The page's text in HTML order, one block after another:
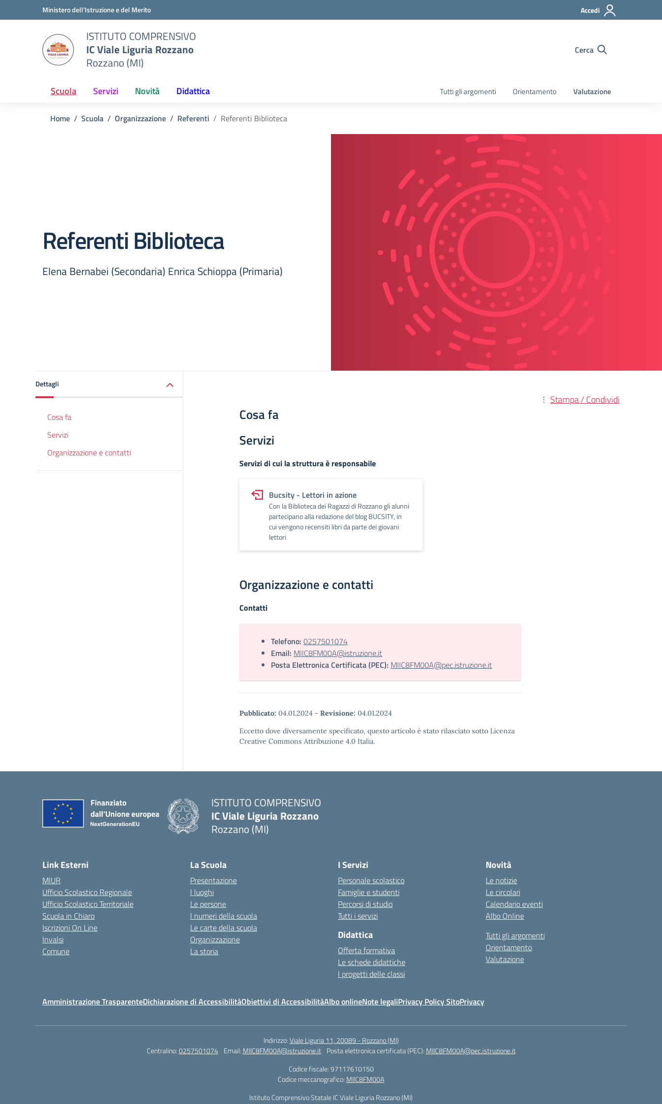
Vai ai contenuti
Vai al menu di navigazioneMinistero dell'Istruzione e del Merito Accedi
ISTITUTO COMPRENSIVO
IC Viale Liguria Rozzano
Rozzano (MI)
Cerca
Scuola Servizi Novità Didattica Tutti gli argomenti Orientamento Valutazione
Home Scuola Organizzazione Referenti Referenti Biblioteca
Referenti Biblioteca
Elena Bernabei (Secondaria) Enrica Schioppa (Primaria)
Dettagli
Cosa fa
Servizi
Organizzazione e contatti
Stampa / Condividi
Cosa fa
Servizi
Servizi di cui la struttura è responsabile
Bucsity - Lettori in azione
Con la Biblioteca dei Ragazzi di Rozzano gli alunni
partecipano alla redazione del blog BUCSITY, in
cui vengono recensiti libri da parte dei giovani
lettori
Organizzazione e contatti
Contatti
Telefono: 0257501074
Email: MIIC8FM00A@istruzione.it
Posta Elettronica Certificata (PEC): MIIC8FM00A@pec.istruzione.it
Pubblicato: 04.01.2024 - Revisione: 04.01.2024
Eccetto dove diversamente specificato, questo articolo è stato rilasciato sotto Licenza
Creative Commons Attribuzione 4.0 Italia.
ISTITUTO COMPRENSIVO
IC Viale Liguria Rozzano
Rozzano (MI)
Link Esterni
MIUR
Ufficio Scolastico Regionale
Ufficio Scolastico Territoriale
Scuola in Chiaro
Iscrizioni On Line
Invalsi
Comune
La Scuola
Presentazione
I luoghi
Le persone
I numeri della scuola
Le carte della scuola
Organizzazione
La storia
I Servizi
Personale scolastico
Famiglie e studenti
Percorsi di studio
Tutti i servizi
Didattica
Offerta formativa
Le schede didattiche
I progetti delle classi
Novità
Le notizie
Le circolari
Calendario eventi
Albo Online
Tutti gli argomenti
Orientamento
Valutazione
Amministrazione TrasparenteDichiarazione di AccessibilitàObiettivi di AccessibilitàAlbo onlineNote legaliPrivacy Policy SitoPrivacy
Indirizzo:Viale Liguria 11, 20089 - Rozzano (MI)
Centralino:0257501074 Email: MIIC8FM00A@istruzione.it Posta elettronica certificata (PEC): MIIC8FM00A@pec.istruzione.it
Codice fiscale: 97117610150
Codice meccanografico: MIIC8FM00A
Istituto Comprensivo Statale IC Viale Liguria Rozzano (MI)